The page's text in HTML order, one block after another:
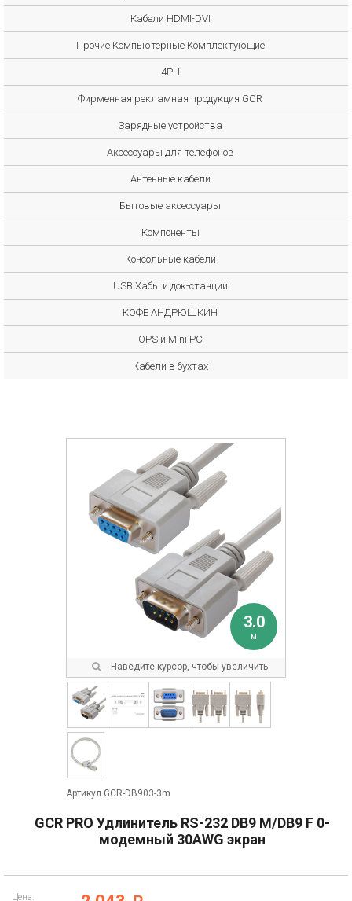
Кабели HDMI-DVI
Прочие Компьютерные Комплектующие
4PH
Фирменная рекламная продукция GCR
Зарядные устройства
Аксессуары для телефонов
Антенные кабели
Бытовые аксессуары
Компоненты
Консольные кабели
USB Хабы и док-станции
КОФЕ АНДРЮШКИН
OPS и Mini PC
Кабели в бухтах
3.0
м
Наведите курсор, чтобы увеличить
Артикул GCR-DB903-3m
GCR PRO Удлинитель RS-232 DB9 M/DB9 F 0-
модемный 30AWG экран
Цена: